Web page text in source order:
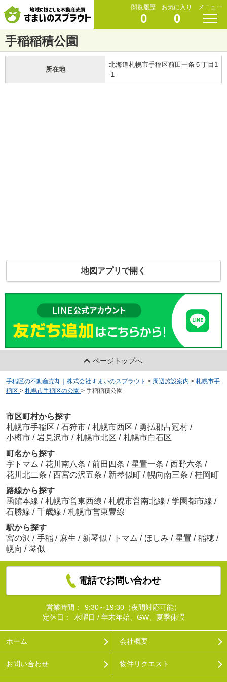
閲覧履歴
0
お気に入り
0
メニュー
手稲稲積公園
所在地
北海道札幌市手稲区前田一条５丁目1
-1
地図アプリで開く
ページトップへ
手稲区の不動産売却｜株式会社すまいのスプラウト > 周辺施設案内 > 札幌市手
稲区 > 札幌市手稲区の公園 > 手稲稲積公園
市区町村から探す
札幌市手稲区 / 石狩市 / 札幌市西区 / 勇払郡占冠村 /
小樽市 / 岩見沢市 / 札幌市北区 / 札幌市白石区
町名から探す
字トマム / 花川南八条 / 前田四条 / 星置一条 / 西野六条 /
花川北二条 / 西宮の沢五条 / 新琴似町 / 幌向南三条 / 桂岡町
路線から探す
函館本線 / 札幌市営東西線 / 札幌市営南北線 / 学園都市線 /
石勝線 / 千歳線 / 札幌市営東豊線
駅から探す
宮の沢 / 手稲 / 麻生 / 新琴似 / トマム / ほしみ / 星置 / 稲穂 /
幌向 / 琴似
電話でお問い合わせ
営業時間：
9:30～19:30（夜間対応可能）
定休日：
水曜日 / 年末年始、GW、夏季休暇
ホーム 会社概要
お問い合わせ 物件リクエスト